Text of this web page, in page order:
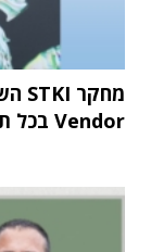
Vendor בכל תחומי שוק ה-IT